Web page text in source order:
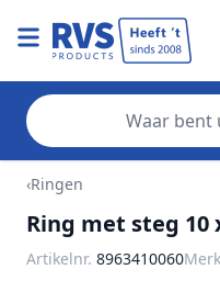
Ga naar de inhoud
‹Ringen
Ring met steg 10
Artikelnr. 8963410060